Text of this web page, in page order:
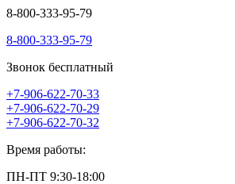
8-800-333-95-79
8-800-333-95-79
Звонок бесплатный
+7-906-622-70-33
+7-906-622-70-29
+7-906-622-70-32
Время работы:
ПН-ПТ 9:30-18:00